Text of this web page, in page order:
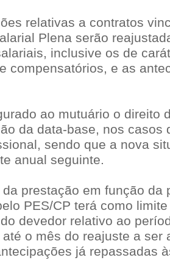
relativas a contratos
Plena serão
inclusive os de
compensatórios, e as
ao mutuário o direito
da data-base, nos casos
sendo que a nova
anual seguinte.
da prestação em função da
PES/CP terá como
devedor relativo ao
o mês do reajuste a ser
já repassadas